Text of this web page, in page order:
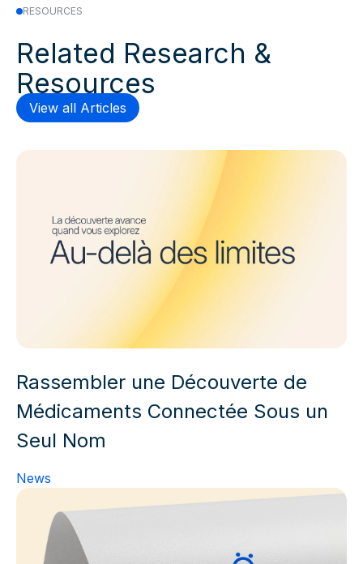
RESOURCES
Related Research &
Resources
View all Articles
Rassembler une Découverte de
Médicaments Connectée Sous un
Seul Nom
News